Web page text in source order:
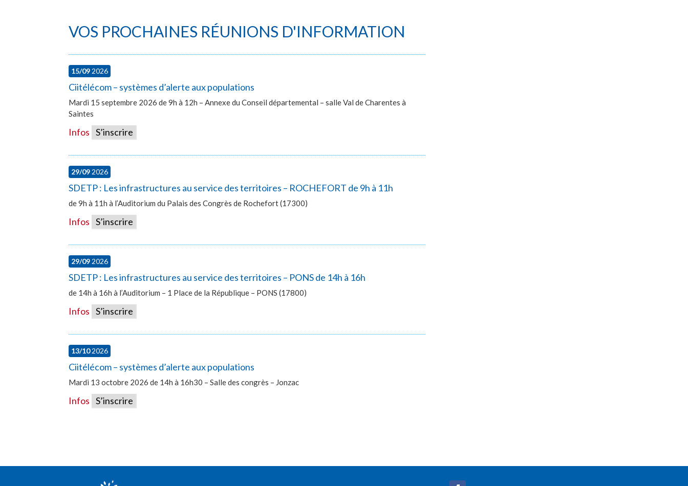
VOS PROCHAINES RÉUNIONS D'INFORMATION
15/09 2026
Ciitélécom – systèmes d’alerte aux populations
Mardi 15 septembre 2026 de 9h à 12h – Annexe du Conseil départemental – salle Val de Charentes à
Saintes
Infos S’inscrire
29/09 2026
SDETP : Les infrastructures au service des territoires – ROCHEFORT de 9h à 11h
de 9h à 11h à l’Auditorium du Palais des Congrès de Rochefort (17300)
Infos S’inscrire
29/09 2026
SDETP : Les infrastructures au service des territoires – PONS de 14h à 16h
de 14h à 16h à l’Auditorium – 1 Place de la République – PONS (17800)
Infos S’inscrire
13/102026
Ciitélécom – systèmes d’alerte aux populations
Mardi 13 octobre 2026 de 14h à 16h30 – Salle des congrès – Jonzac
Infos S’inscrire